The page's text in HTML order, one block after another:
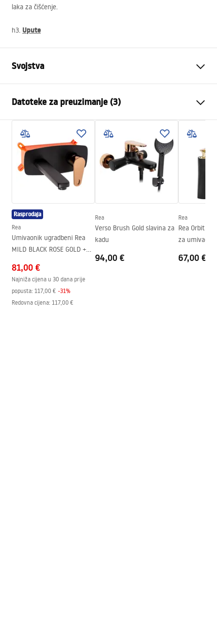
laka za čišćenje.
h3. Upute
Svojstva
Način montaže
Stojeća
Boja
Crn, Crna/Zlatna
Vrsta izljevne cijevi
Fiksna
Materijal
Mjed
Doseg izljeva
105
Promjer priključka
Jamstvo
5 godina
Datoteke za preuzimanje (3)
Jamstveni uvjeti
Warranty_Terms_and_Conditions_Faucets_-_5.pdf
Upute za montažu
faucet.pdf
Sigurnosne informacije
Safety_Information_Faucets.pdf
Rasprodaja
Rea
Umivaonik ugradbeni Rea
MILD BLACK ROSE GOLD +
81,00 €
Najniža cijena u 30 dana prije
popusta: 117,00 € -31%
Redovna cijena: 117,00 €
Rea
Verso Brush Gold slavina za
kadu
94,00 €
Rea
Rea Orbit
za
67,00 €